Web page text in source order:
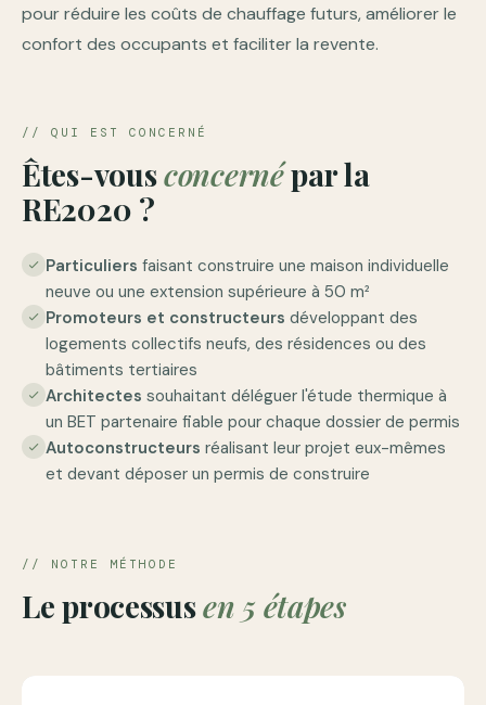
pour réduire les coûts de chauffage futurs, améliorer le
confort des occupants et faciliter la revente.
// QUI EST CONCERNÉ
Êtes-vousconcernépar la
RE2020 ?
check Particuliers faisant construire une maison individuelle
neuve ou une extension supérieure à 50 m²
check Promoteurs et constructeurs développant des
logements collectifs neufs, des résidences ou des
bâtiments tertiaires
check Architectes souhaitant déléguer l'étude thermique à
un BET partenaire fiable pour chaque dossier de permis
check Autoconstructeurs réalisant leur projet eux-mêmes
et devant déposer un permis de construire
// NOTRE MÉTHODE
Le processusen 5 étapes